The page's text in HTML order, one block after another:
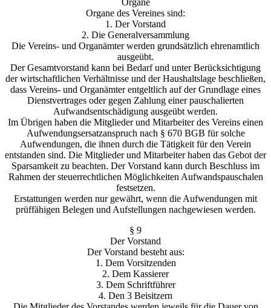
Organe des Vereines sind:
1. Der Vorstand
2. Die Generalversammlung
Die Vereins- und Organämter werden grundsätzlich ehrenamtlich
ausgeübt.
Der Gesamtvorstand kann bei Bedarf und unter Berücksichtigung
der wirtschaftlichen Verhältnisse und der Haushaltslage beschließen,
dass Vereins- und Organämter entgeltlich auf der Grundlage eines
Dienstvertrages oder gegen Zahlung einer pauschalierten
Aufwandsentschädigung ausgeübt werden.
Im Übrigen haben die Mitglieder und Mitarbeiter des Vereins einen
Aufwendungsersatzanspruch nach § 670 BGB für solche
Aufwendungen, die ihnen durch die Tätigkeit für den Verein
entstanden sind. Die Mitglieder und Mitarbeiter haben das Gebot der
Sparsamkeit zu beachten. Der Vorstand kann durch Beschluss im
Rahmen der steuerrechtlichen Möglichkeiten Aufwandspauschalen
festsetzen.
Erstattungen werden nur gewährt, wenn die Aufwendungen mit
prüffähigen Belegen und Aufstellungen nachgewiesen werden.
§ 9
Der Vorstand
Der Vorstand besteht aus:
1. Dem Vorsitzenden
2. Dem Kassierer
3. Dem Schriftführer
4. Den 3 Beisitzern